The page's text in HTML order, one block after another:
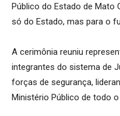
Público do Estado de
só do Estado, mas para o
A cerimônia reuniu
integrantes do sistema de
forças de segurança,
Ministério Público de todo o